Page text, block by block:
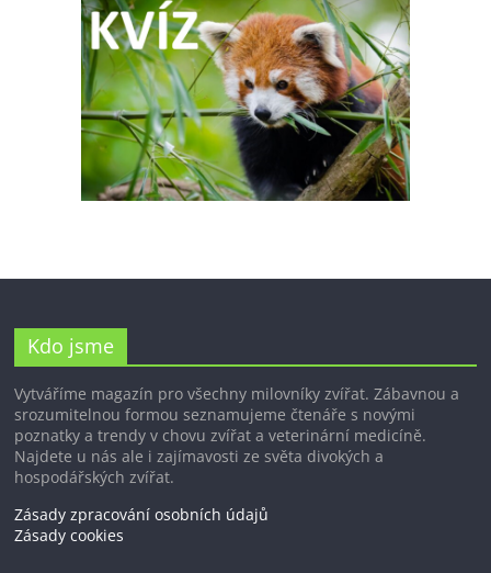
Kdo jsme
Vytváříme magazín pro všechny milovníky zvířat. Zábavnou a
srozumitelnou formou seznamujeme čtenáře s novými
poznatky a trendy v chovu zvířat a veterinární medicíně.
Najdete u nás ale i zajímavosti ze světa divokých a
hospodářských zvířat.
Zásady zpracování osobních údajů
Zásady cookies